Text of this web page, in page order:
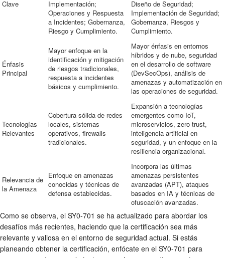
Clave
Implementación;
Operaciones y Respuesta
a Incidentes; Gobernanza,
Riesgo y Cumplimiento.
Diseño de Seguridad;
Implementación de Seguridad;
Gobernanza, Riesgos y
Cumplimiento.
Énfasis
Principal
Mayor enfoque en la
identificación y mitigación
de riesgos tradicionales,
respuesta a incidentes
básicos y cumplimiento.
Mayor énfasis en entornos
híbridos y de nube, seguridad
en el desarrollo de software
(DevSecOps), análisis de
amenazas y automatización en
las operaciones de seguridad.
Tecnologías
Relevantes
Cobertura sólida de redes
locales, sistemas
operativos, firewalls
tradicionales.
Expansión a tecnologías
emergentes como IoT,
microservicios, zero trust,
inteligencia artificial en
seguridad, y un enfoque en la
resiliencia organizacional.
Relevancia de
la Amenaza
Enfoque en amenazas
conocidas y técnicas de
defensa establecidas.
Incorpora las últimas
amenazas persistentes
avanzadas (APT), ataques
basados en IA y técnicas de
ofuscación avanzadas.
Como se observa, el SY0-701 se ha actualizado para abordar los
desafíos más recientes, haciendo que la certificación sea más
relevante y valiosa en el entorno de seguridad actual. Si estás
planeando obtener la certificación, enfócate en el SY0-701 para